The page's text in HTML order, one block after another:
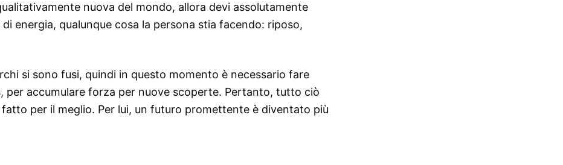
nuova del mondo, allora devi assolutamente
energia, qualunque cosa la persona stia facendo: riposo,
si sono fusi, quindi in questo momento è necessario fare
per accumulare forza per nuove scoperte. Pertanto, tutto ciò
per il meglio. Per lui, un futuro promettente è diventato più